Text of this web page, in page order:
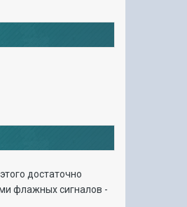
достаточно
флажных сигналов -